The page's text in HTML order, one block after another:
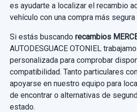
CERRADURA PUERTA
MERCEDES-BENZ CLASE E
220 D (213.004)
Garantía 1 año
Ref:802103 OEM:
TUBOS AIRE ACONDICIONADO
A2138301900
TUBOS AIRE
MERCEDES-BENZ CLASE E
220 D (213.004)
TRANSMISION TRASERA
A2133504600 A2133505210
Ref:807806
350,00 €
Sin IVA, gastos de envío no
BRAZO SUSPENSION
DELANTERO... usado.
MERCEDES-BENZ CLASE E
220 D (213.004)
Garantía 1 año
Ref:807500
es ayudarte a localizar el recambio
vehículo con una compra más segura
Si estás buscando recambios
AUTODESGUACE OTONIEL
personalizada para comprobar
compatibilidad. Tanto particulares
apoyarse en nuestro equipo para
de encontrar o alternativas de
estado.